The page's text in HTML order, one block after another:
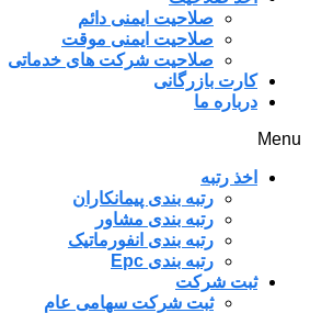
صلاحیت ایمنی دائم
صلاحیت ایمنی موقت
صلاحیت شرکت های خدماتی
کارت بازرگانی
درباره ما
Menu
اخذ رتبه
رتبه بندی پیمانکاران
رتبه بندی مشاور
رتبه بندی انفورماتیک
رتبه بندی Epc
ثبت شرکت
ثبت شرکت سهامی عام